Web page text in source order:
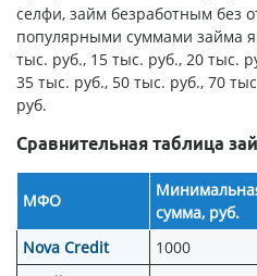
селфи, займ безработным без
популярными суммами займа
тыс. руб., 15 тыс. руб., 20 тыс.
35 тыс. руб., 50 тыс. руб., 70
руб.
Сравнительная таблица
МФО
сумма, руб.
Nova Credit
1000